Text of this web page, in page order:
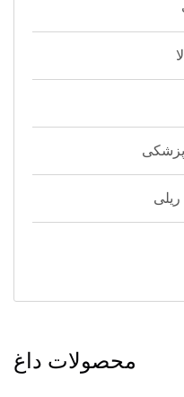
پزشکی
محصولات داغ